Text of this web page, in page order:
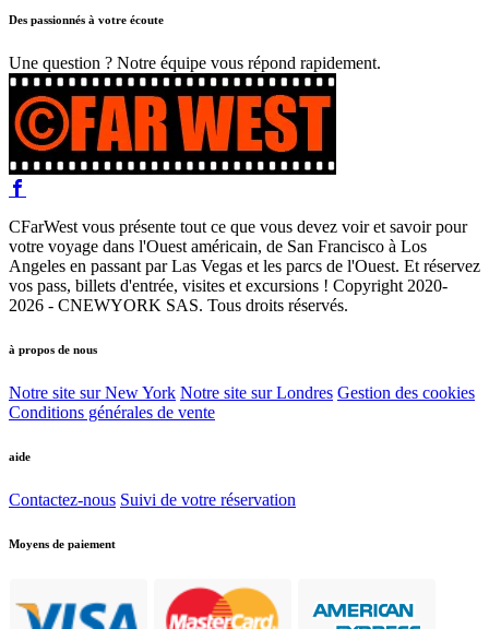
Des passionnés à votre écoute
Une question ? Notre équipe vous répond rapidement.
CFarWest vous présente tout ce que vous devez voir et savoir pour
votre voyage dans l'Ouest américain, de San Francisco à Los
Angeles en passant par Las Vegas et les parcs de l'Ouest. Et réservez
vos pass, billets d'entrée, visites et excursions ! Copyright 2020-
2026 - CNEWYORK SAS. Tous droits réservés.
à propos de nous
Notre site sur New York Notre site sur Londres Gestion des cookies
Conditions générales de vente
aide
Contactez-nous Suivi de votre réservation
Moyens de paiement